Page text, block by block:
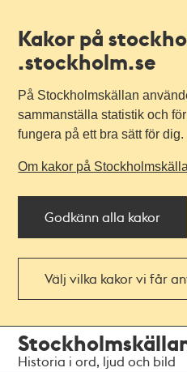
Kakor på
.stockholm.se
På Stockholmskällan
sammanställa statistik och
fungera på ett bra sätt för dig.
Om kakor på
Godkänn alla kakor
Välj vilka kakor vi får
navigationen
huvudinnehållet
Historia i ord, ljud och bild